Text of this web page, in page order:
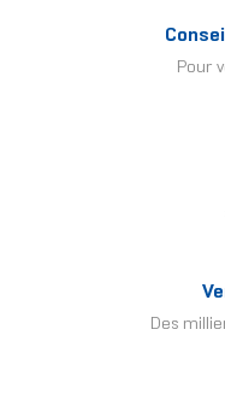
Pour
Des